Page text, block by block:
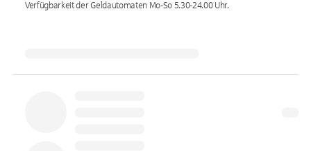
Verfügbarkeit der Geldautomaten Mo-So 5.30-24.00Uhr.